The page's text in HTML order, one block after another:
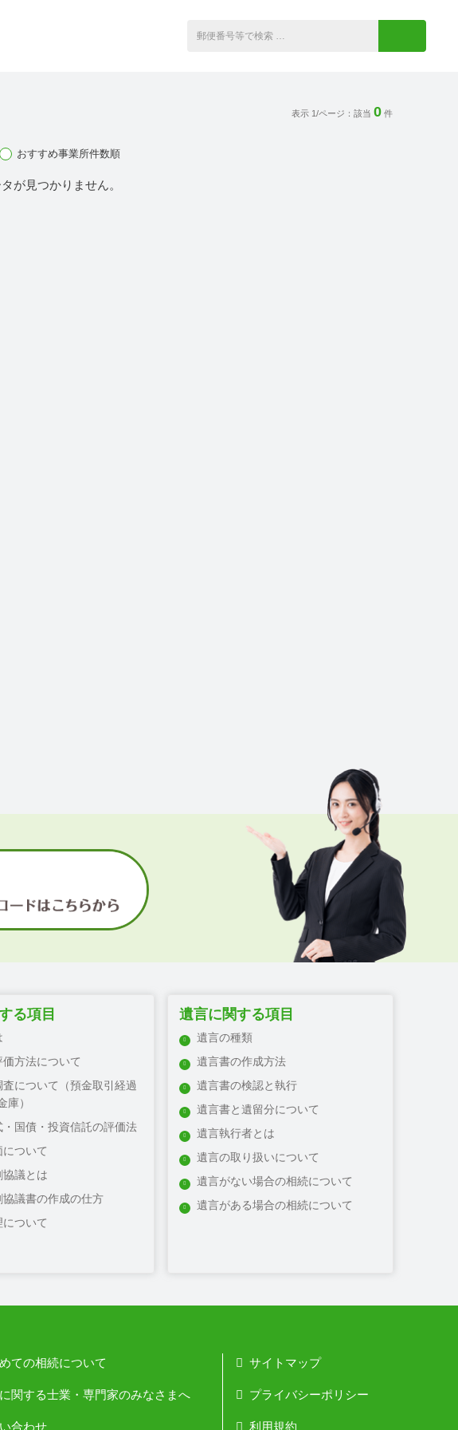
表示 1/ページ：該当 0 件
おすすめ事業所件数順
が見つかりません。
る項目
方法について
について（預金取引経過
庫）
・国債・投資信託の評価法
ついて
議とは
協議書の作成の仕方
ついて
遺言に関する項目
遺言の種類
遺言書の作成方法
遺言書の検認と執行
遺言書と遺留分について
遺言執行者とは
遺言の取り扱いについて
遺言がない場合の相続について
遺言がある場合の相続について
ての相続について
関する士業・専門家のみなさまへ
合わせ
サイトマップ
プライバシーポリシー
利用規約